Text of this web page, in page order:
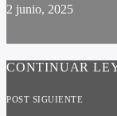
2 junio, 2025
CONTINUAR
POST SIGUIENTE